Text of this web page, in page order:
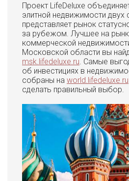
Проект LifeDeluxe
элитной недвижимости двух
представляет рынок
за рубежом. Лучшее на
коммерческой
Московской области вы
msk.lifedeluxe.ru. Самые
об инвестициях в
собраны на world.lifedeluxe.ru
сделать правильный выбор.